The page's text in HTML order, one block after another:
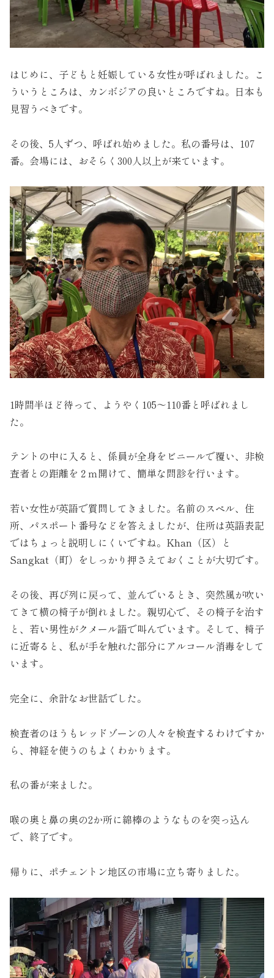
はじめに、子どもと妊娠している女性が呼ばれました。こ
ういうところは、カンボジアの良いところですね。日本も
見習うべきです。
その後、5人ずつ、呼ばれ始めました。私の番号は、107
番。会場には、おそらく300人以上が来ています。
1時間半ほど待って、ようやく105～110番と呼ばれまし
た。
テントの中に入ると、係員が全身をビニールで覆い、非検
査者との距離を２ｍ開けて、簡単な問診を行います。
若い女性が英語で質問してきました。名前のスペル、住
所、パスポート番号などを答えましたが、住所は英語表記
ではちょっと説明しにくいですね。Khan（区）と
Sangkat（町）をしっかり押さえておくことが大切です。
その後、再び列に戻って、並んでいるとき、突然風が吹い
てきて横の椅子が倒れました。親切心で、その椅子を治す
と、若い男性がクメール語で叫んでいます。そして、椅子
に近寄ると、私が手を触れた部分にアルコール消毒をして
います。
完全に、余計なお世話でした。
検査者のほうもレッドゾーンの人々を検査するわけですか
ら、神経を使うのもよくわかります。
私の番が来ました。
喉の奥と鼻の奥の2か所に綿棒のようなものを突っ込ん
で、終了です。
帰りに、ポチェントン地区の市場に立ち寄りました。